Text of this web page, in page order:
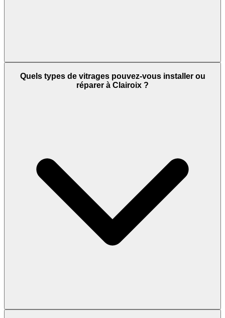
Quels types de vitrages pouvez-vous installer ou
réparer à Clairoix ?